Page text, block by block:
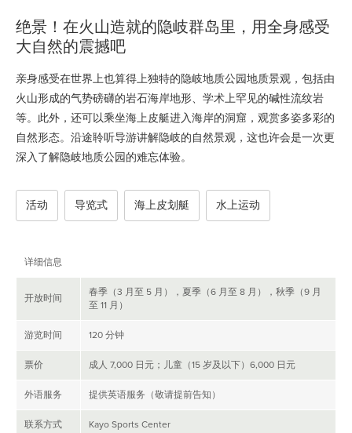
绝景！在火山造就的隐岐群岛里，用全身感受
大自然的震撼吧
亲身感受在世界上也算得上独特的隐岐地质公园地质景观，包括由
火山形成的气势磅礴的岩石海岸地形、学术上罕见的碱性流纹岩
等。此外，还可以乘坐海上皮艇进入海岸的洞窟，观赏多姿多彩的
自然形态。沿途聆听导游讲解隐岐的自然景观，这也许会是一次更
深入了解隐岐地质公园的难忘体验。
活动 导览式 海上皮划艇 水上运动
详细信息
开放时间
春季（3 月至 5 月），夏季（6 月至 8 月），秋季（9 月
至 11 月）
游览时间 120 分钟
票价 成人 7,000 日元；儿童（15 岁及以下）6,000 日元
外语服务 提供英语服务（敬请提前告知）
联系方式 Kayo Sports Center